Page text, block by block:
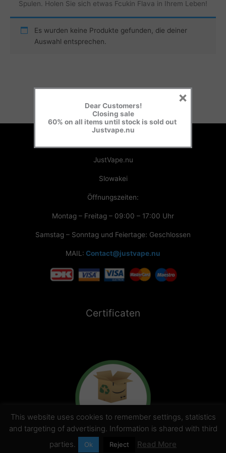
Spulen. Holen Sie sich etwas Fcukin Flava in Ihrem Leben!
Es wurden keine Produkte gefunden, die deiner
Auswahl entsprechen.
JustVape.nu
Slowakei
Öffnungszeiten:
Montag – Freitag – 09:00 – 17:00 Uhr
Samstag – Sonntag und Feiertage: Geschlossen
MAIL: Contact@justvape.nu
Certificaten
This website uses cookies to remember settings, statistics
and targeting of advertising. Information is shared with third
parties.
Ok Reject Read More
Dear Customers!
Closing sale
60% on all items until stock is sold out
Justvape.nu
×